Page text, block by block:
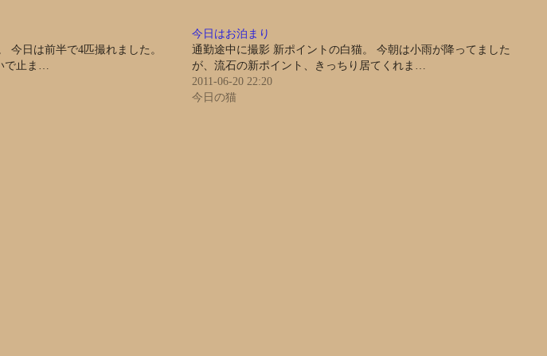
今日は前半で4匹撮れました。
で止ま…
今日はお泊まり
通勤途中に撮影 新ポイントの白猫。 今朝は小雨が降ってました
が、流石の新ポイント、きっちり居てくれま…
2011-06-20 22:20
今日の猫